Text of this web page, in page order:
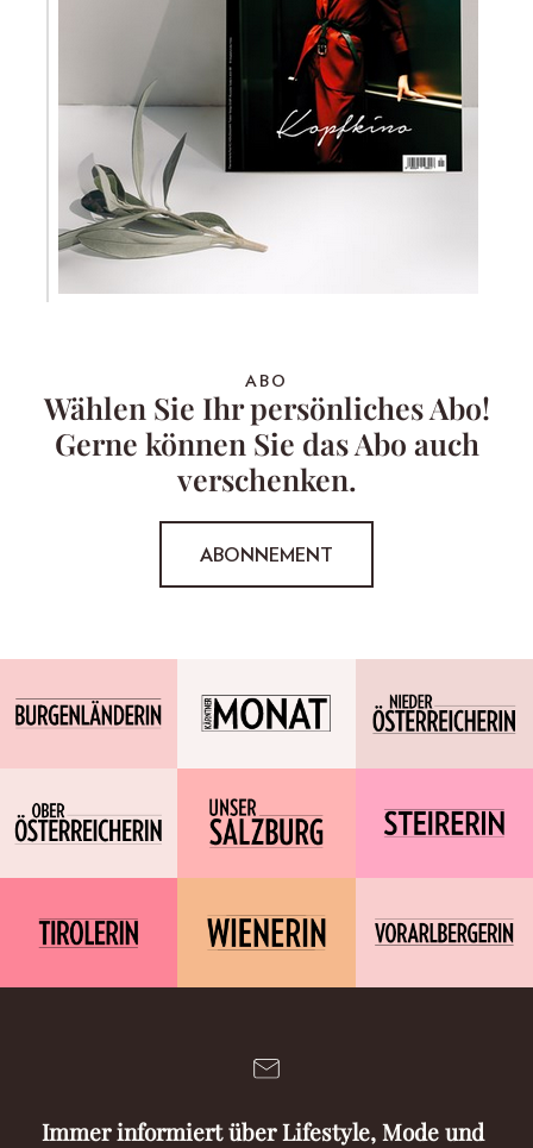
ABO
Wählen Sie Ihr persönliches Abo!
Gerne können Sie das Abo auch
verschenken.
ABONNEMENT
Immer informiert über Lifestyle, Mode und